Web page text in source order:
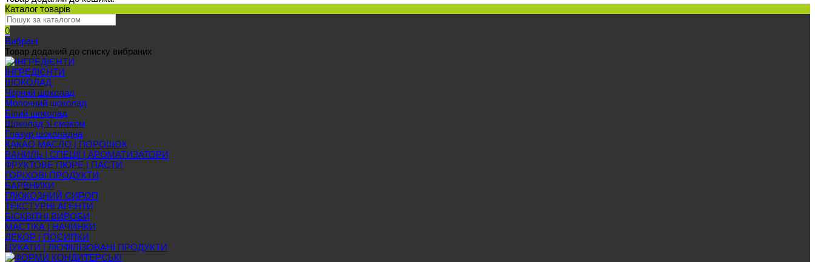
Каталог товарів
0
Вибрані
Товар доданий до списку вибраних
ІНГРЕДІЄНТИ
ШОКОЛАД
Чорний шоколад
Молочний шоколад
Білий шоколад
Шоколад зі смаком
Глазур шоколадна
КАКАО МАСЛО | ПОРОШОК
ВАНИЛЬ | СПЕЦІЇ | АРОМАТИЗАТОРИ
ФРУКТОВЕ ПЮРЕ | ПАСТИ
ГОРІХОВІ ПРОДУКТИ
БАРВНИКИ
ГЛЮКОЗНИЙ СИРОП
ТЕКСТУРНІ АГЕНТИ
БІСКВІТНІ ВИРОБИ
МАСТІКА | НАЧИНКИ
ДЕКОР | ПОСИПКИ
ЦУКАТИ | ЛІОФІЛІЗОВАНІ ПРОДУКТИ